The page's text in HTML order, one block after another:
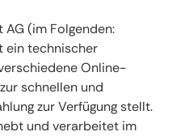
(im Folgenden:
ein technischer
Online-
schnellen und
zur Verfügung stellt.
und verarbeitet im